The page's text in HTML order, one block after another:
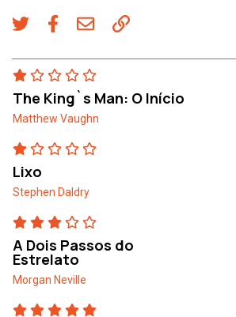
The King`s Man: O Início
Matthew Vaughn
Lixo
Stephen Daldry
A Dois Passos do
Estrelato
Morgan Neville